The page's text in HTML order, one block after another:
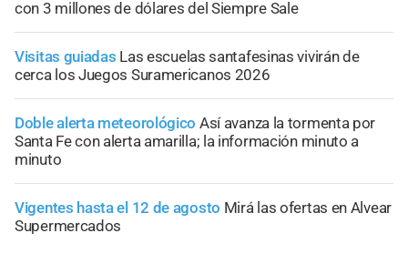
con 3 millones de dólares del Siempre Sale
Visitas guiadas Las escuelas santafesinas vivirán de
cerca los Juegos Suramericanos 2026
Doble alerta meteorológico Así avanza la tormenta por
Santa Fe con alerta amarilla; la información minuto a
minuto
Vigentes hasta el 12 de agosto Mirá las ofertas en Alvear
Supermercados